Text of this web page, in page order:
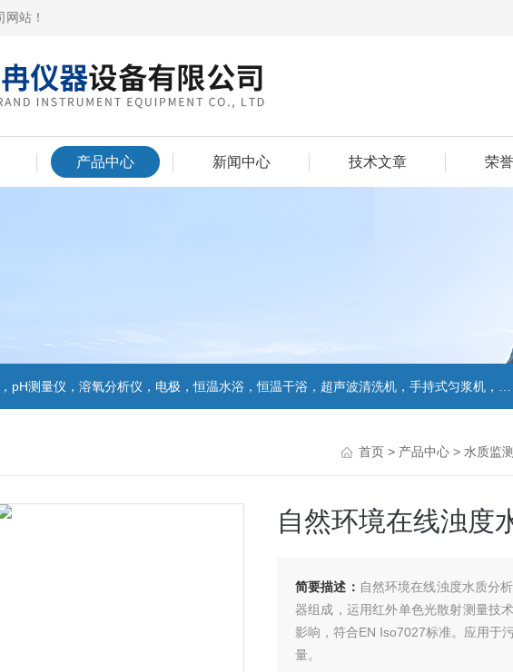
站！
产品中心 新闻中心 技术文章 荣
测量仪，溶氧分析仪，电极，恒温水浴，恒温干浴，超声波清洗机，手持式匀浆机，匀浆分散机,
首页 > 产品中心 > 水质监
自然环境在线浊度
简要描述： 自然环境在线浊度水质分
器组成，运用红外单色光散射测量技
影响，符合EN Iso7027标准。应用于
量。